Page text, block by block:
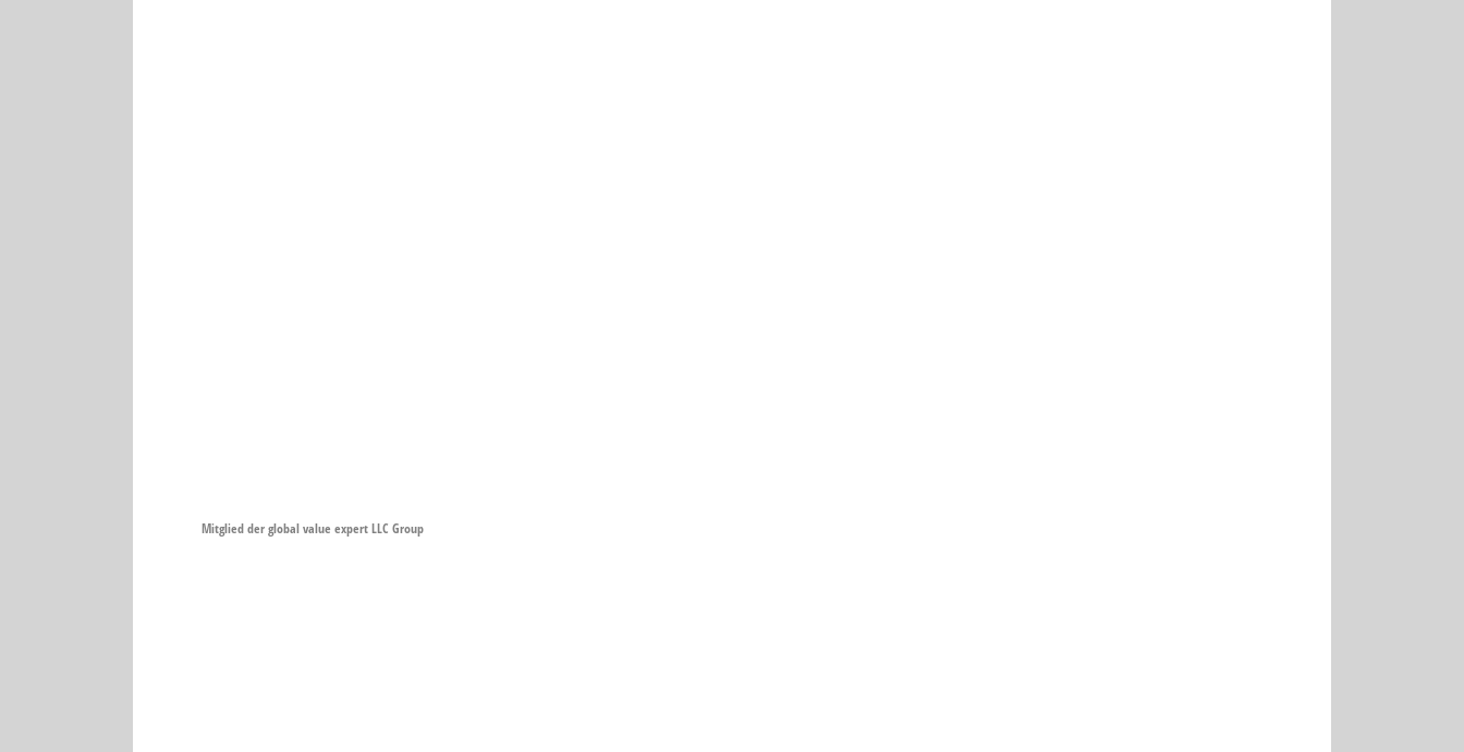
Mitglied der global value expert LLC Group